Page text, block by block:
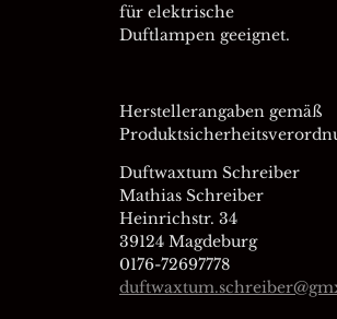
für elektrische
Duftlampen geeignet.
Herstellerangaben gemäß
Duftwaxtum Schreiber
Mathias Schreiber
Heinrichstr. 34
39124 Magdeburg
0176-72697778